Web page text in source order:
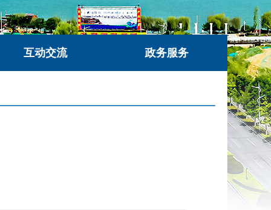
互动交流 政务服务